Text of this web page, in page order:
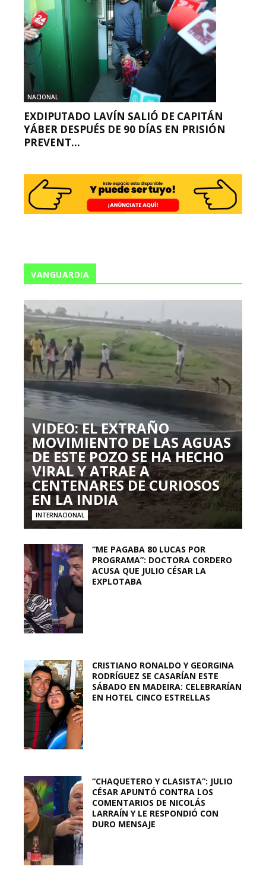
NACIONAL
EXDIPUTADO LAVÍN SALIÓ DE CAPITÁN
YÁBER DESPUÉS DE 90 DÍAS EN PRISIÓN
PREVENT...
VANGUARDIA
VIDEO: EL EXTRAÑO
MOVIMIENTO DE LAS AGUAS
DE ESTE POZO SE HA HECHO
VIRAL Y ATRAE A
CENTENARES DE CURIOSOS
EN LA INDIA
INTERNACIONAL
“ME PAGABA 80 LUCAS POR
PROGRAMA”: DOCTORA CORDERO
ACUSA QUE JULIO CÉSAR LA
EXPLOTABA
CRISTIANO RONALDO Y GEORGINA
RODRÍGUEZ SE CASARÍAN ESTE
SÁBADO EN MADEIRA: CELEBRARÍAN
EN HOTEL CINCO ESTRELLAS
“CHAQUETERO Y CLASISTA”: JULIO
CÉSAR APUNTÓ CONTRA LOS
COMENTARIOS DE NICOLÁS
LARRAÍN Y LE RESPONDIÓ CON
DURO MENSAJE